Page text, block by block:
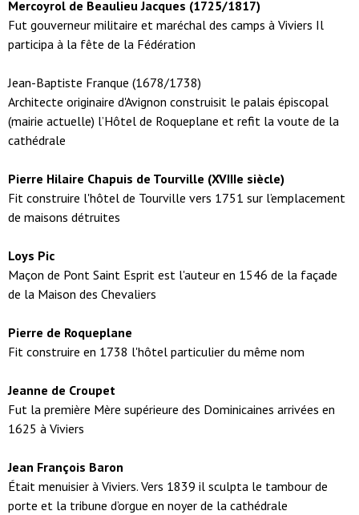
Mercoyrol de Beaulieu Jacques (1725/1817)
Fut gouverneur militaire et maréchal des camps à Viviers Il
participa à la fête de la Fédération
Jean-Baptiste Franque (1678/1738)
Architecte originaire d'Avignon construisit le palais épiscopal
(mairie actuelle) l’Hôtel de Roqueplane et refit la voute de la
cathédrale
Pierre Hilaire Chapuis de Tourville (XVIIIe siècle)
Fit construire l'hôtel de Tourville vers 1751 sur l’emplacement
de maisons détruites
Loys Pic
Maçon de Pont Saint Esprit est l'auteur en 1546 de la façade
de la Maison des Chevaliers
Pierre de Roqueplane
Fit construire en 1738 l'hôtel particulier du même nom
Jeanne de Croupet
Fut la première Mère supérieure des Dominicaines arrivées en
1625 à Viviers
Jean François Baron
Était menuisier à Viviers. Vers 1839 il sculpta le tambour de
porte et la tribune d’orgue en noyer de la cathédrale